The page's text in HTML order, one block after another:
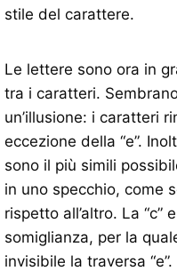
stile del carattere.
Le lettere sono ora in
tra i caratteri.
un’illusione: i caratteri
eccezione della “e”.
sono il più simili
in uno specchio, come
rispetto all’altro. La “c”
somiglianza, per la
invisibile la traversa